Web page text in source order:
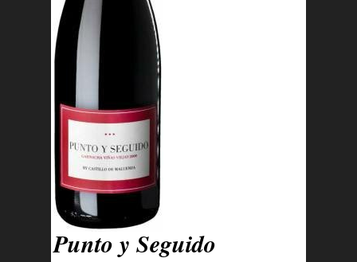
Punto y Seguido